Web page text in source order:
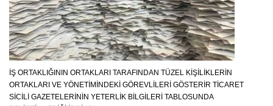
İŞ ORTAKLIĞININ ORTAKLARI TARAFINDAN TÜZEL KIŞILIKLERIN
ORTAKLARI VE YÖNETIMINDEKI GÖREVLILERI GÖSTERIR TICARET
SICILI GAZETELERININ YETERLIK BILGILERI TABLOSUNDA